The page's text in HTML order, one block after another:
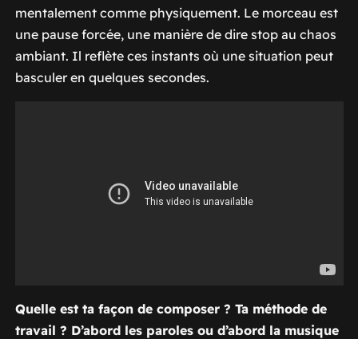
mentalement comme physiquement. Le morceau est
une pause forcée, une manière de dire stop au chaos
ambiant. Il reflète ces instants où une situation peut
basculer en quelques secondes.
Quelle est ta façon de composer ? Ta méthode de
travail ? D’abord les paroles ou d’abord la musique